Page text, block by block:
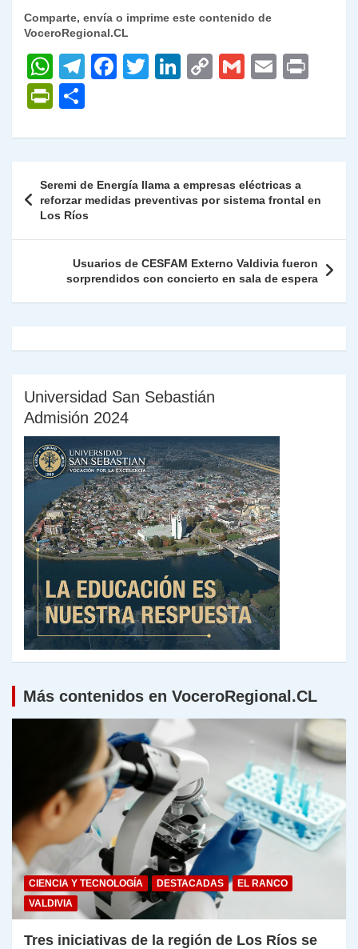
Comparte, envía o imprime este contenido de
VoceroRegional.CL
W
h
at
s
p
p
T
gr
m
F
e
o
k
T
er
Li
e
n
C
y
n
G
l
E
l
P
nt
Fr
ie
n
dl
y
m
p
ar
tir
de
entradas
Seremi de Energía llama a empresas eléctricas a
reforzar medidas preventivas por sistema frontal en
Los Ríos
Usuarios de CESFAM Externo Valdivia fueron
sorprendidos con concierto en sala de espera
Universidad San Sebastián
Admisión 2024
Más contenidos en VoceroRegional.CL
CIENCIA Y TECNOLOGÍA DESTACADAS
EL RANCO
VALDIVIA
Tres iniciativas de la región de Los Ríos se